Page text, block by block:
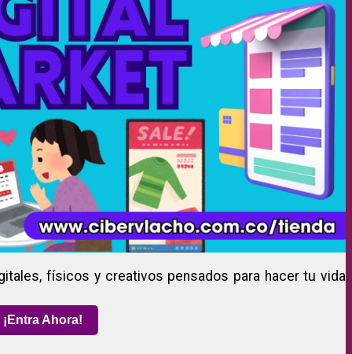
físicos y creativos pensados para hacer tu vida
¡Entra Ahora!